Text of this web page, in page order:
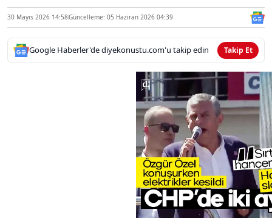
30 Mayıs 2026 14:58Güncelleme: 05 Haziran 2026 04:39
Google Haberler'de diyekonustu.com'u takip edin Takip Et